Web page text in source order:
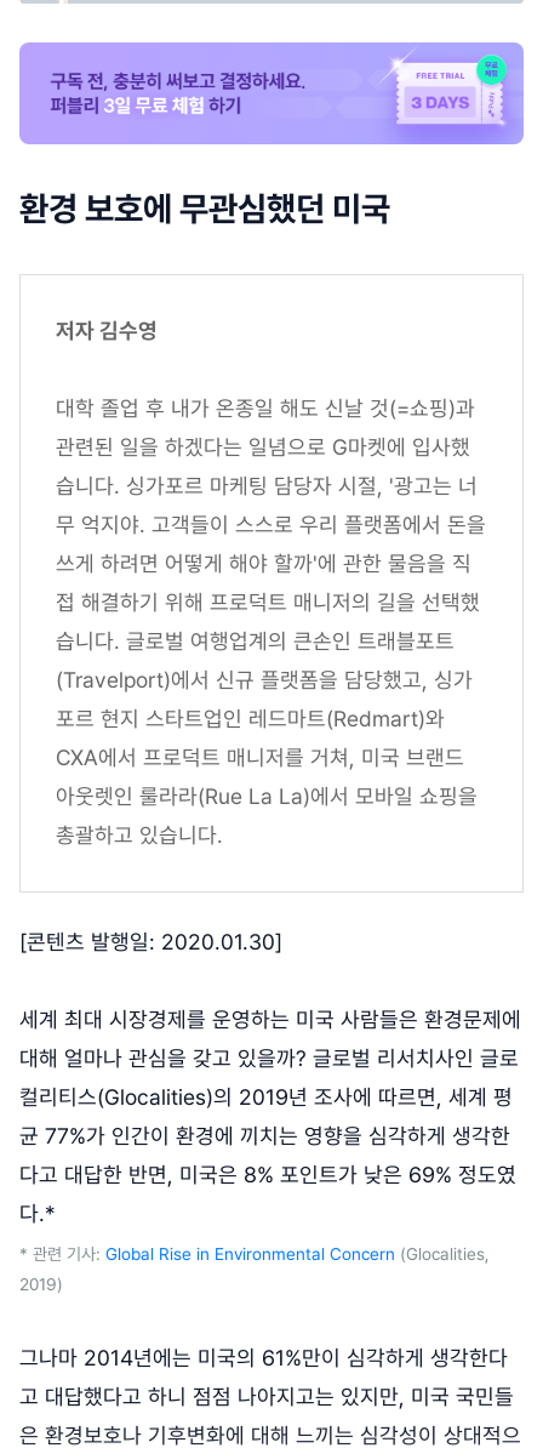
환경 보호에 무관심했던 미국
저자 김수영
대학 졸업 후 내가 온종일 해도 신날 것(=쇼핑)과
관련된 일을 하겠다는 일념으로 G마켓에 입사했
습니다. 싱가포르 마케팅 담당자 시절, '광고는 너
무 억지야. 고객들이 스스로 우리 플랫폼에서 돈을
쓰게 하려면 어떻게 해야 할까'에 관한 물음을 직
접 해결하기 위해 프로덕트 매니저의 길을 선택했
습니다. 글로벌 여행업계의 큰손인 트래블포트
(Travelport)에서 신규 플랫폼을 담당했고, 싱가
포르 현지 스타트업인 레드마트(Redmart)와
CXA에서 프로덕트 매니저를 거쳐, 미국 브랜드
아웃렛인 룰라라(Rue La La)에서 모바일 쇼핑을
총괄하고 있습니다.
[콘텐츠 발행일: 2020.01.30]
세계 최대 시장경제를 운영하는 미국 사람들은 환경문제에
대해 얼마나 관심을 갖고 있을까? 글로벌 리서치사인 글로
컬리티스(Glocalities)의 2019년 조사에 따르면, 세계 평
균 77%가 인간이 환경에 끼치는 영향을 심각하게 생각한
다고 대답한 반면, 미국은 8% 포인트가 낮은 69% 정도였
다.*
* 관련 기사: Global Rise in Environmental Concern (Glocalities,
2019)
그나마 2014년에는 미국의 61%만이 심각하게 생각한다
고 대답했다고 하니 점점 나아지고는 있지만, 미국 국민들
은 환경보호나 기후변화에 대해 느끼는 심각성이 상대적으